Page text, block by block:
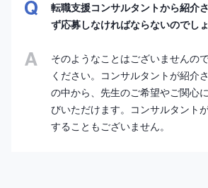
転職支援コンサルタントから紹介
ず応募しなければならないのでしょ
そのようなことはございませんの
ください。コンサルタントが紹介
の中から、先生のご希望やご関心
びいただけます。コンサルタント
することもございません。